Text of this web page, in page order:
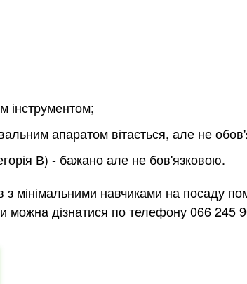
інструментом;
апаратом вітається, але не
В) - бажано але не бов'язковою.
з мінімальними навчиками на посаду
можна дізнатися по телефону 066 245